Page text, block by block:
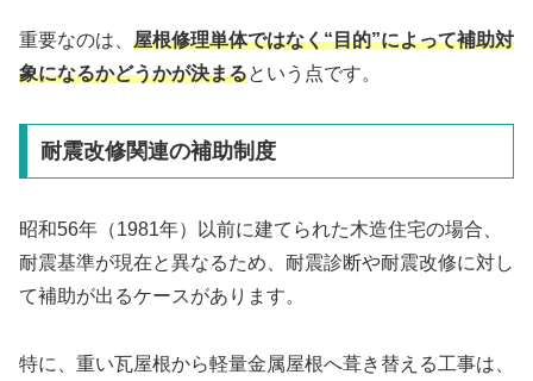
重要なのは、 屋根修理単体ではなく“目的”によって補助対
象になるかどうかが決まるという点です。
耐震改修関連の補助制度
昭和56年（1981年）以前に建てられた木造住宅の場合、
耐震基準が現在と異なるため、耐震診断や耐震改修に対し
て補助が出るケースがあります。
特に、重い瓦屋根から軽量金属屋根へ葺き替える工事は、